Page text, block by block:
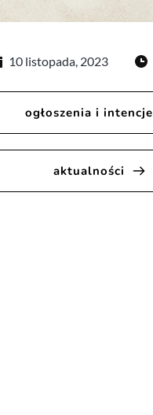
10 listopada, 2023
ogłoszenia i intencje
aktualności